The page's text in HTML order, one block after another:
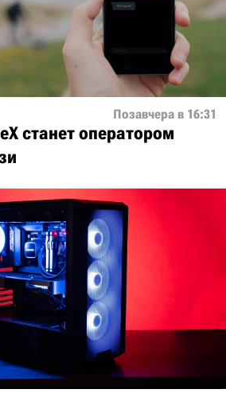
Позавчера в 16:31
станет оператором